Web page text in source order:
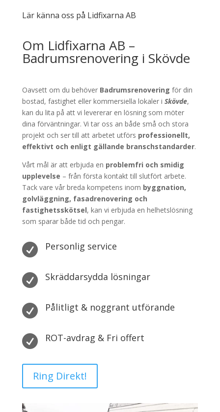
Lär känna oss på Lidfixarna AB
Om Lidfixarna AB –
Badrumsrenovering i Skövde
Oavsett om du behöver Badrumsrenovering för din
bostad, fastighet eller kommersiella lokaler i Skövde,
kan du lita på att vi levererar en lösning som möter
dina förväntningar. Vi tar oss an både små och stora
projekt och ser till att arbetet utförs professionellt,
effektivt och enligt gällande branschstandarder.
Vårt mål är att erbjuda en problemfri och smidig
upplevelse – från första kontakt till slutfört arbete.
Tack vare vår breda kompetens inom byggnation,
golvläggning, fasadrenovering och
fastighetsskötsel, kan vi erbjuda en helhetslösning
som sparar både tid och pengar.
 Personlig service
 Skräddarsydda lösningar
 Pålitligt & noggrant utförande
 ROT-avdrag & Fri offert
Ring Direkt!